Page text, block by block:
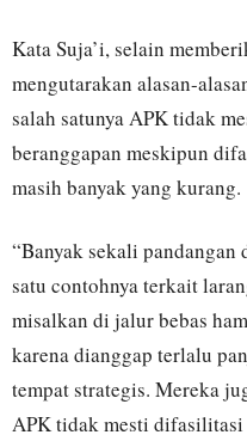
Kata Suja’i, selain
mengutarakan alasan-
salah satunya APK tidak
beranggapan meskipun
masih banyak yang kurang.
“Banyak sekali pandangan
satu contohnya terkait
misalkan di jalur bebas
karena dianggap terlalu
tempat strategis. Mereka
APK tidak mesti